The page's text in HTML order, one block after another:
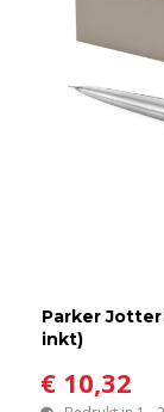
Parker
inkt)
€ 10,32